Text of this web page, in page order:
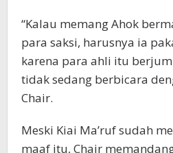
“Kalau memang Ahok
para saksi, harusnya ia
karena para ahli itu
tidak sedang berbicara
Chair.
Meski Kiai Ma’ruf sudah
maaf itu, Chair